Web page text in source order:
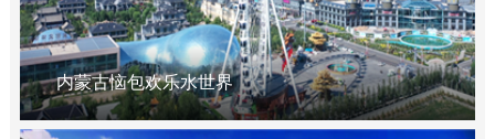
内蒙古恼包欢乐水世界